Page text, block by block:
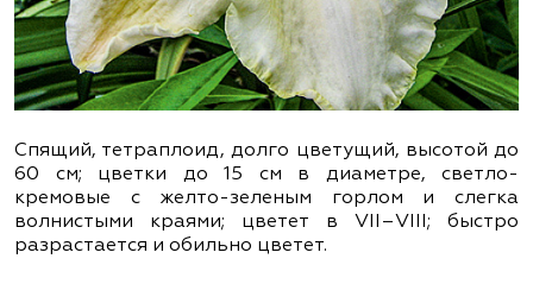
Спящий, тетраплоид, долго цветущий, высотой до
60 см; цветки до 15 см в диаметре, светло-
кремовые с желто-зеленым горлом и слегка
волнистыми краями; цветет в VІІ–VІІІ; быстро
разрастается и обильно цветет.